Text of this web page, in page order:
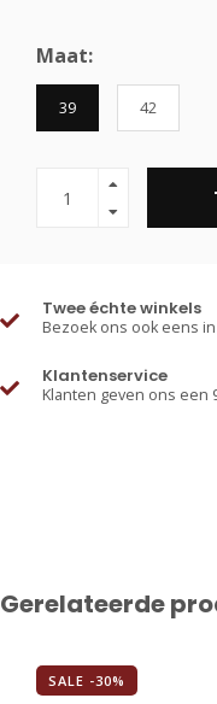
Maat:
39 42
Twee échte winkels
Bezoek ons ook eens
Klantenservice
Klanten geven ons een
Gerelateerde
SALE -30%